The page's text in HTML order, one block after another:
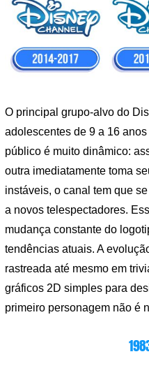
O principal grupo-alvo do
adolescentes de 9 a 16
público é muito dinâmico:
outra imediatamente toma
instáveis, o canal tem que
a novos telespectadores.
mudança constante do
tendências atuais. A
rastreada até mesmo em
gráficos 2D simples para
primeiro personagem não é